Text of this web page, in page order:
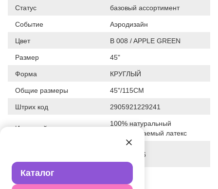
Каталог
Статус базовый ассортимент
Событие Аэродизайн
Цвет B 008 / APPLE GREEN
Размер 45"
Форма КРУГЛЫЙ
Общие размеры 45"/115СМ
Штрих код 2905921229241
Исходный материал
100% натуральный
биоразлагаемый латекс
19-03-2026
Вес